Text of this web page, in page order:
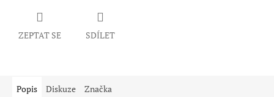
ZEPTAT SE SDÍLET
Popis Diskuze Značka